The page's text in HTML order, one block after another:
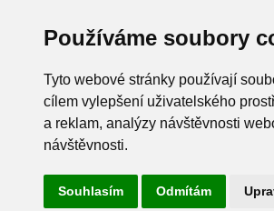
Používáme soubory
Tyto webové stránky používají
cílem vylepšení uživatelského
a reklam, analýzy návštěvnosti
návštěvnosti.
Souhlasím Odmítám